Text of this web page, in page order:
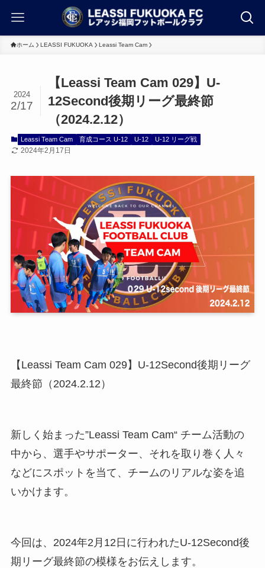
ホーム LEASSI FUKUOKA Leassi Team Cam
【Leassi Team Cam 029】U-
12Second後期リーグ最終節
（2024.2.12）
2024
2/17
Leassi Team Cam 育成コース U-12 U-12 U-12 リーグ戦
2024年2月17日
【Leassi Team Cam 029】U-12Second後期リーグ
最終節（2024.2.12）
新しく始まった”Leassi Team Cam“ チーム活動の
中から、選手やサポーター、それを取り巻く人々
などにスポットを当て、チームのリアルな姿を追
いかけます。
今回は、2024年2月12日に行われたU-12Second後
期リーグ最終節の模様をお伝えします。